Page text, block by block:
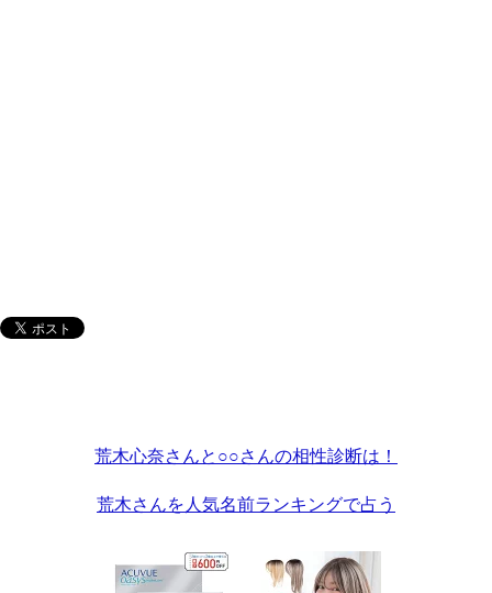
荒木心奈さんと○○さんの相性診断は！
荒木さんを人気名前ランキングで占う